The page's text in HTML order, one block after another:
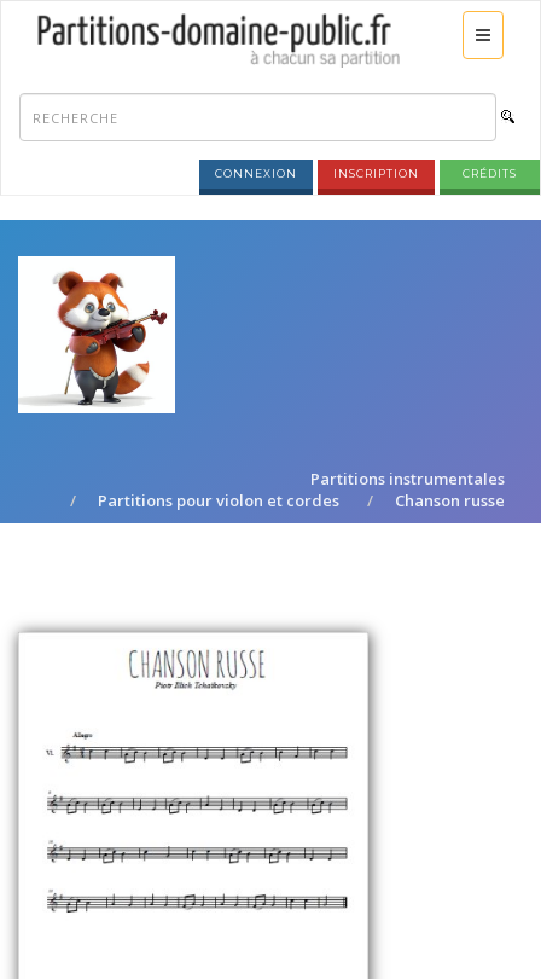
CONNEXION INSCRIPTION CRÉDITS
Partitions instrumentales
Partitions pour violon et cordes
Chanson russe